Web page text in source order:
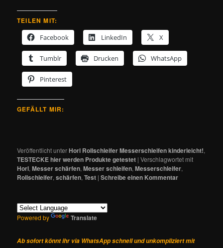
TEILEN MIT:
Facebook
LinkedIn X
Tumblr Drucken WhatsApp
Pinterest
GEFÄLLT MIR:
Veröffentlicht unterHorl Rollschleifer Messerschleifen kinderleicht!,
TESTECKE hier werden Produkte getestet |Verschlagwortet mit
Horl,Messer schärfen,Messer schleifen,Messerschleifer,
Rollschleifer,schärfen,Test |Schreibe einen Kommentar
Powered by Translate
Ab sofort könnt ihr via WhatsApp schnell und unkompliziert mit